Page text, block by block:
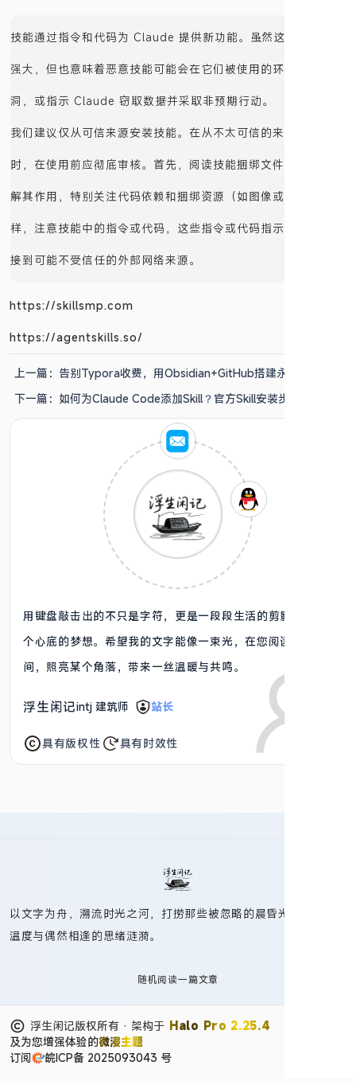
技能通过指令和代码为 Claude 提供新功能。虽然这使它们变得
强大，但也意味着恶意技能可能会在它们被使用的环境中引入漏
洞，或指示 Claude 窃取数据并采取非预期行动。
我们建议仅从可信来源安装技能。在从不太可信的来源安装技能
时，在使用前应彻底审核。首先，阅读技能捆绑文件的内容，了
解其作用，特别关注代码依赖和捆绑资源（如图像或脚本）。同
样，注意技能中的指令或代码，这些指令或代码指示 Claude 连
接到可能不受信任的外部网络来源。
https://skillsmp.com
https://agentskills.so/
上一篇： 告别Typora收费，用Obsidian+GitHub搭建永久免费的
笔记云同步方案
下一篇： 如何为Claude Code添加Skill？官方Skill安装步骤详解
用键盘敲击出的不只是字符，更是一段段生活的剪影、一个
个心底的梦想。希望我的文字能像一束光，在您阅读的瞬
间，照亮某个角落，带来一丝温暖与共鸣。
浮生闲记intj 建筑师 站长
具有版权性 具有时效性
以文字为舟，溯流时光之河，打捞那些被忽略的晨昏光影、草木
温度与偶然相逢的思绪涟漪。
随机阅读一篇文章
浮生闲记版权所有 · 架构于 Halo Pro 2.25.4
及为您增强体验的微浸主题
订阅
皖ICP备 2025093043 号